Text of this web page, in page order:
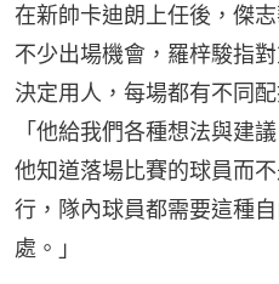
在新帥卡迪朗上任後，傑
不少出場機會，羅梓駿指
決定用人，每場都有不同
「他給我們各種想法與建
他知道落場比賽的球員而
行，隊內球員都需要這種
處。」